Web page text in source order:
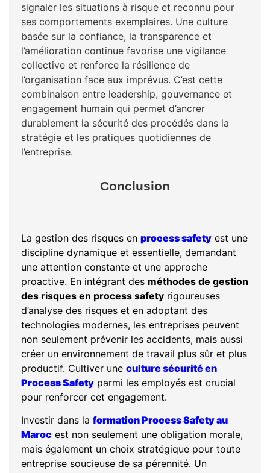
signaler les situations à risque et reconnu pour
ses comportements exemplaires. Une culture
basée sur la confiance, la transparence et
l’amélioration continue favorise une vigilance
collective et renforce la résilience de
l’organisation face aux imprévus. C’est cette
combinaison entre leadership, gouvernance et
engagement humain qui permet d’ancrer
durablement la sécurité des procédés dans la
stratégie et les pratiques quotidiennes de
l’entreprise.
Conclusion
La gestion des risques en process safety est une
discipline dynamique et essentielle, demandant
une attention constante et une approche
proactive. En intégrant des méthodes de gestion
des risques en process safety rigoureuses
d’analyse des risques et en adoptant des
technologies modernes, les entreprises peuvent
non seulement prévenir les accidents, mais aussi
créer un environnement de travail plus sûr et plus
productif. Cultiver une culture sécurité en
Process Safety parmi les employés est crucial
pour renforcer cet engagement.
Investir dans la formation Process Safety au
Maroc est non seulement une obligation morale,
mais également un choix stratégique pour toute
entreprise soucieuse de sa pérennité. Un